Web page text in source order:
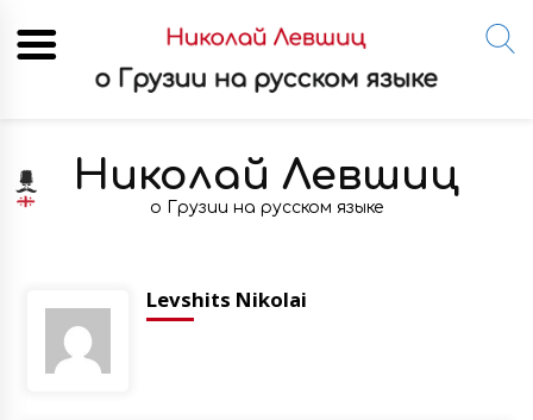
content
Николай Левшиц
о Грузии на русском языке
Levshits Nikolai